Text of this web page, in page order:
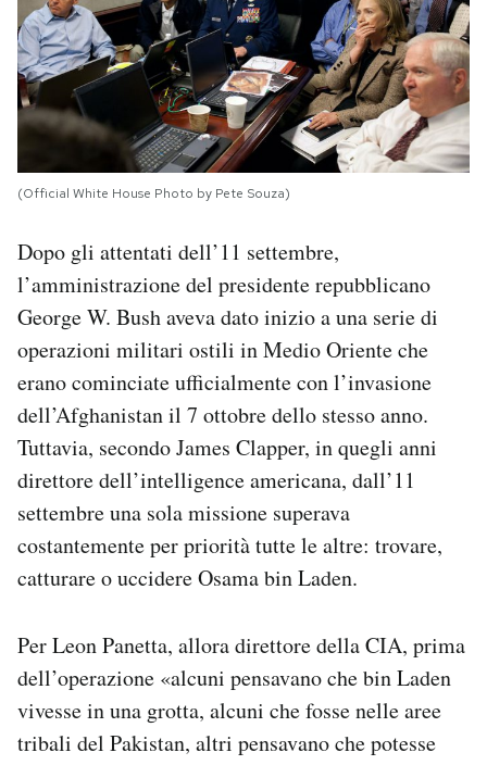
(Official White House Photo by Pete Souza)
Dopo gli attentati dell’11 settembre,
l’amministrazione del presidente repubblicano
George W. Bush aveva dato inizio a una serie di
operazioni militari ostili in Medio Oriente che
erano cominciate ufficialmente con l’invasione
dell’Afghanistan il 7 ottobre dello stesso anno.
Tuttavia, secondo James Clapper, in quegli anni
direttore dell’intelligence americana, dall’11
settembre una sola missione superava
costantemente per priorità tutte le altre: trovare,
catturare o uccidere Osama bin Laden.
Per Leon Panetta, allora direttore della CIA, prima
dell’operazione «alcuni pensavano che bin Laden
vivesse in una grotta, alcuni che fosse nelle aree
tribali del Pakistan, altri pensavano che potesse